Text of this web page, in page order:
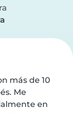
más de 10
Me
en